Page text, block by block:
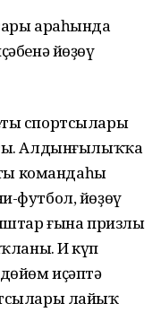
араһында
йөҙөү
спортсылары
Алдынғылыҡҡа
командаһы
футбол, йөҙөү
ғына призлы
Иң күп
иҫәптә
лайыҡ